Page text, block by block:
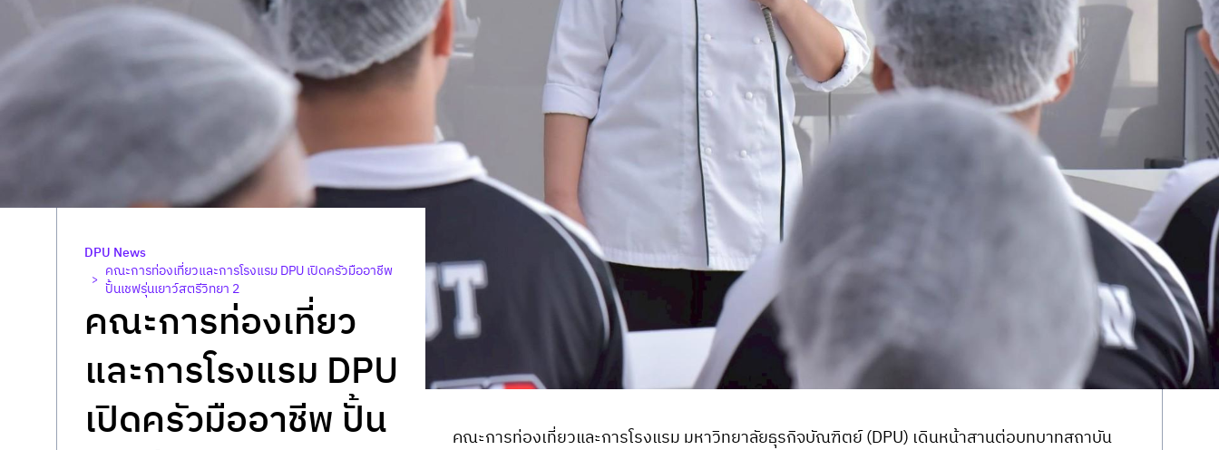
DPU News
> คณะการท่องเที่ยวและการโรงแรม DPU เปิดครัวมืออาชีพ
ปั้นเชฟรุ่นเยาว์สตรีวิทยา 2
คณะการท่องเที่ยว
และการโรงแรม DPU
เปิดครัวมืออาชีพ ปั้น
คณะการท่องเที่ยวและการโรงแรม มหาวิทยาลัยธุรกิจบัณฑิตย์ (DPU) เดินหน้าสานต่อบทบาทสถาบัน